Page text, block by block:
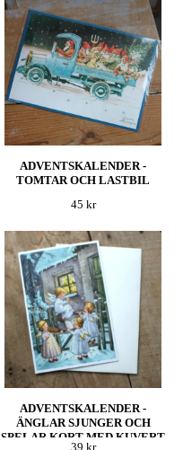
ADVENTSKALENDER -
TOMTAR OCH LASTBIL
45 kr
ADVENTSKALENDER -
ÄNGLAR SJUNGER OCH
SPELAR KORT MED KUVERT
39 kr